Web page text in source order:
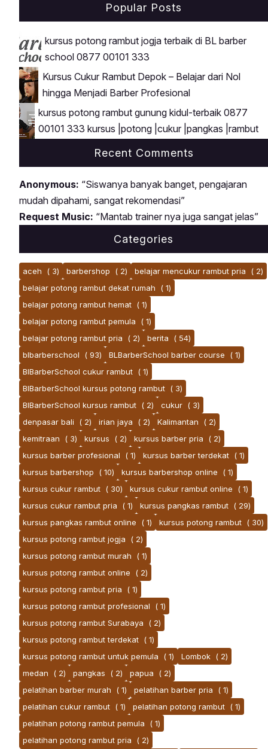
Popular Posts
kursus potong rambut jogja terbaik di BL barber
school 0877 00101 333
Kursus Cukur Rambut Depok – Belajar dari Nol
hingga Menjadi Barber Profesional
kursus potong rambut gunung kidul-terbaik 0877
00101 333 kursus |potong |cukur |pangkas |rambut
Recent Comments
Anonymous: “Siswanya banyak banget, pengajaran
mudah dipahami, sangat rekomendasi”
Request Music: “Mantab trainer nya juga sangat jelas”
Categories
aceh ( 3) barbershop ( 2) belajar mencukur rambut pria
( 2)
belajar potong rambut dekat rumah
( 1)
belajar potong rambut hemat ( 1)
belajar potong rambut pemula
( 1)
belajar potong rambut pria
( 2) berita
( 54)
blbarberschool
( 93) BLBarberSchool barber course
( 1)
BlBarberSchool cukur rambut ( 1)
BlBarberSchool kursus potong rambut ( 3)
BlBarberSchool kursus rambut ( 2) cukur ( 3)
denpasar bali
( 2) irian jaya ( 2) Kalimantan
( 2)
kemitraan
( 3) kursus ( 2) kursus barber pria
( 2)
kursus barber profesional
( 1) kursus barber terdekat ( 1)
kursus barbershop
( 10) kursus barbershop online
( 1)
kursus cukur rambut ( 30) kursus cukur rambut online
( 1)
kursus cukur rambut pria
( 1) kursus pangkas rambut ( 29)
kursus pangkas rambut online
( 1) kursus potong rambut ( 30)
kursus potong rambut jogja
( 2)
kursus potong rambut murah
( 1)
kursus potong rambut online
( 2)
kursus potong rambut pria
( 1)
kursus potong rambut profesional
( 1)
kursus potong rambut Surabaya
( 2)
kursus potong rambut terdekat ( 1)
kursus potong rambut untuk pemula
( 1) Lombok ( 2)
medan
( 2) pangkas ( 2) papua
( 2)
pelatihan barber murah
( 1) pelatihan barber pria
( 1)
pelatihan cukur rambut ( 1) pelatihan potong rambut ( 1)
pelatihan potong rambut pemula
( 1)
pelatihan potong rambut pria
( 2)